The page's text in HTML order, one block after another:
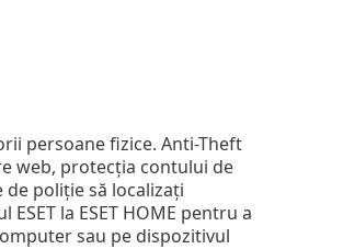
persoane fizice. Anti-Theft
web, protecția contului de
poliție să localizați
la ESET HOME pentru a
sau pe dispozitivul